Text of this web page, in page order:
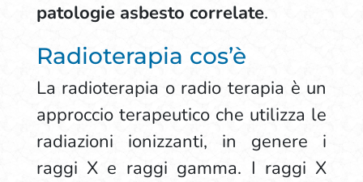
patologie asbesto correlate.
Radioterapia cos’è
La radioterapia o radio terapia è un
approccio terapeutico che utilizza le
radiazioni ionizzanti, in genere i
raggi X e raggi gamma. I raggi X